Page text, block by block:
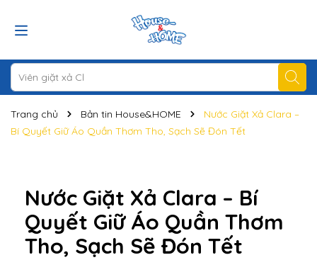
Trang chủ Bản tin House&HOME
Nước Giặt Xả Clara –
Bí Quyết Giữ Áo Quần Thơm Tho, Sạch Sẽ Đón Tết
Nước Giặt Xả Clara – Bí
Quyết Giữ Áo Quần Thơm
Tho, Sạch Sẽ Đón Tết